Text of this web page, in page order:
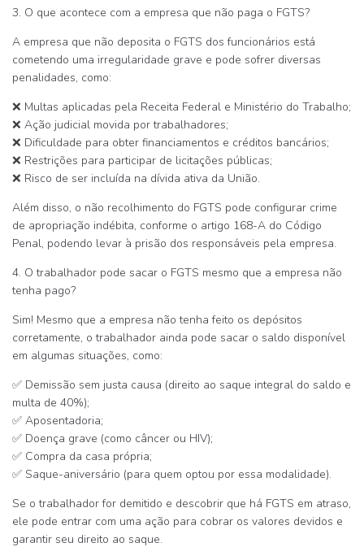
3. O que acontece com a empresa que não paga o FGTS?
A empresa que não deposita o FGTS dos funcionários está
cometendo uma irregularidade grave e pode sofrer diversas
penalidades, como:
❌ Multas aplicadas pela Receita Federal e Ministério do Trabalho;
❌ Ação judicial movida por trabalhadores;
❌ Dificuldade para obter financiamentos e créditos bancários;
❌ Restrições para participar de licitações públicas;
❌ Risco de ser incluída na dívida ativa da União.
Além disso, o não recolhimento do FGTS pode configurar crime
de apropriação indébita, conforme o artigo 168-A do Código
Penal, podendo levar à prisão dos responsáveis pela empresa.
4. O trabalhador pode sacar o FGTS mesmo que a empresa não
tenha pago?
Sim! Mesmo que a empresa não tenha feito os depósitos
corretamente, o trabalhador ainda pode sacar o saldo disponível
em algumas situações, como:
✅ Demissão sem justa causa (direito ao saque integral do saldo e
multa de 40%);
✅ Aposentadoria;
✅ Doença grave (como câncer ou HIV);
✅ Compra da casa própria;
✅ Saque-aniversário (para quem optou por essa modalidade).
Se o trabalhador for demitido e descobrir que há FGTS em atraso,
ele pode entrar com uma ação para cobrar os valores devidos e
garantir seu direito ao saque.